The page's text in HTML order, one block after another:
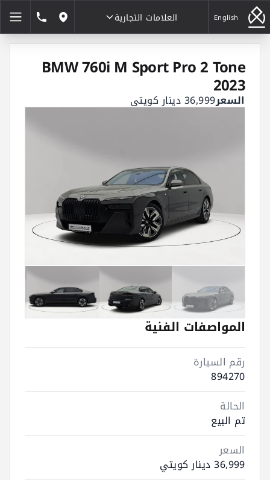
English
العلامات التجارية
مواقعنا
BMW 760i M Sport Pro 2 Tone
2023
السعر36,999 دينار كويتي
المواصفات الفنية
رقم السيارة
894270
الحالة
تم البيع
السعر
36,999 دينار كويتي